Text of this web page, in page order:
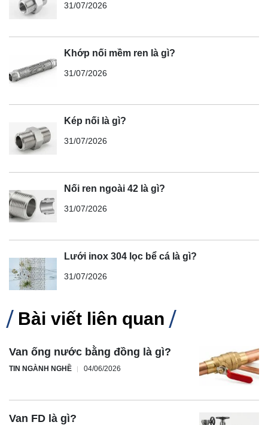
31/07/2026
Khớp nối mềm ren là gì?
31/07/2026
Kép nối là gì?
31/07/2026
Nối ren ngoài 42 là gì?
31/07/2026
Lưới inox 304 lọc bể cá là gì?
31/07/2026
Bài viết liên quan
Van ống nước bằng đồng là gì?
TIN NGÀNH NGHỀ 04/06/2026
Van FD là gì?